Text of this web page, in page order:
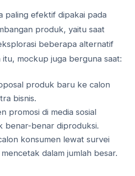
paling efektif dipakai pada
produk, yaitu saat
beberapa alternatif
itu, mockup juga berguna saat:
produk baru ke calon
bisnis.
promosi di media sosial
benar-benar diproduksi.
konsumen lewat survei
dalam jumlah besar.